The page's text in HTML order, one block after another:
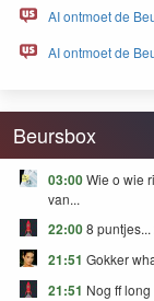
AI ontmoet de
AI ontmoet de
Beursbox
03:00Wie o wie
van...
22:008
21:51 Gokker
21:51 Nog ff